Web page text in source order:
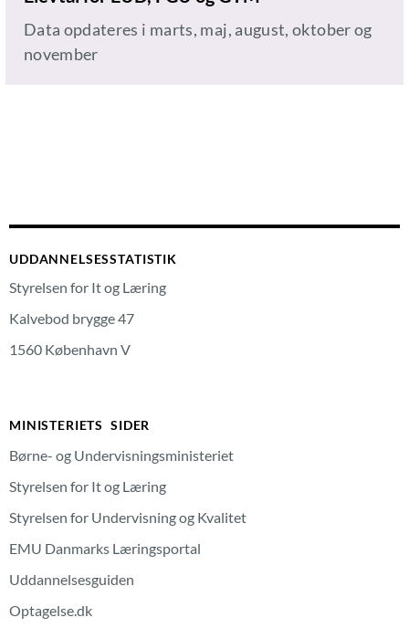
Data opdateres i marts, maj, august, oktober og
november
UDDANNELSESSTATISTIK
Styrelsen for It og Læring
Kalvebod brygge 47
1560 København V
MINISTERIETS SIDER
Børne- og Undervisningsministeriet
Styrelsen for It og Læring
Styrelsen for Undervisning og Kvalitet
EMU Danmarks Læringsportal
Uddannelsesguiden
Optagelse.dk